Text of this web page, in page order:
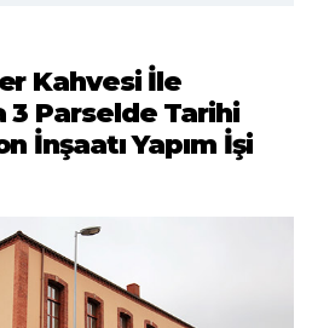
Kahvesi İle
Parselde Tarihi
İnşaatı Yapım İşi